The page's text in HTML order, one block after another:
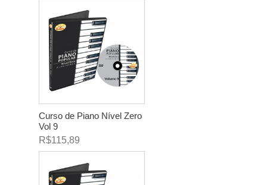
Curso de Piano Nível Zero
Vol 9
R$115,89